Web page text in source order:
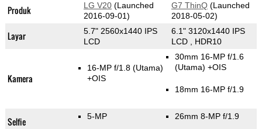
Produk LG V20(Launched
2016-09-01)
G7 ThinQ(Launched
2018-05-02)
Layar
5.7" 2560x1440 IPS
LCD
6.1" 3120x1440 IPS
LCD , HDR10
Kamera
16-MP f/1.8 (Utama)
+OIS
30mm 16-MP f/1.6
(Utama) +OIS
18mm 16-MP f/1.9
Selfie 5-MP 26mm 8-MP f/1.9